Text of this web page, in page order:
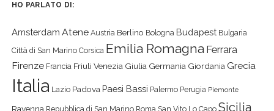
HO PARLATO DI:
Amsterdam Atene Austria Berlino Bologna Budapest Bulgaria
Città di San Marino Corsica Emilia Romagna Ferrara
Firenze Francia Friuli Venezia Giulia Germania Giordania Grecia
Italia Lazio Padova Paesi Bassi Palermo Perugia Piemonte
Ravenna Repubblica di San Marino Roma San Vito Lo Capo Sicilia